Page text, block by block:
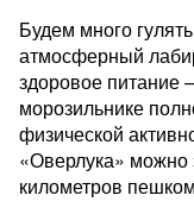
Будем много
атмосферный
здоровое питание
морозильнике
физической
«Оверлука» можно
километров